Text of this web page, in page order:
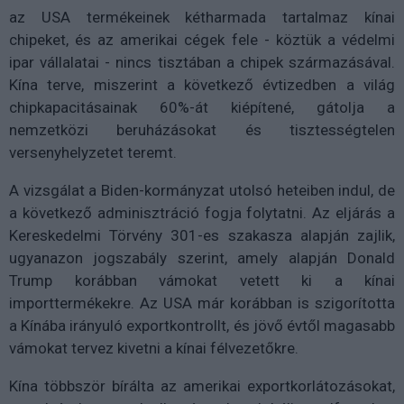
az USA termékeinek kétharmada tartalmaz kínai
chipeket, és az amerikai cégek fele - köztük a védelmi
ipar vállalatai - nincs tisztában a chipek származásával.
Kína terve, miszerint a következő évtizedben a világ
chipkapacitásainak 60%-át kiépítené, gátolja a
nemzetközi beruházásokat és tisztességtelen
versenyhelyzetet teremt.
A vizsgálat a Biden-kormányzat utolsó heteiben indul, de
a következő adminisztráció fogja folytatni. Az eljárás a
Kereskedelmi Törvény 301-es szakasza alapján zajlik,
ugyanazon jogszabály szerint, amely alapján Donald
Trump korábban vámokat vetett ki a kínai
importtermékekre. Az USA már korábban is szigorította
a Kínába irányuló exportkontrollt, és jövő évtől magasabb
vámokat tervez kivetni a kínai félvezetőkre.
Kína többször bírálta az amerikai exportkorlátozásokat,